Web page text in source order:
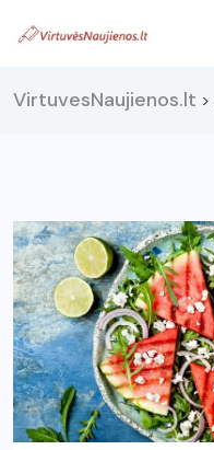
VirtuvesNaujienos.lt >